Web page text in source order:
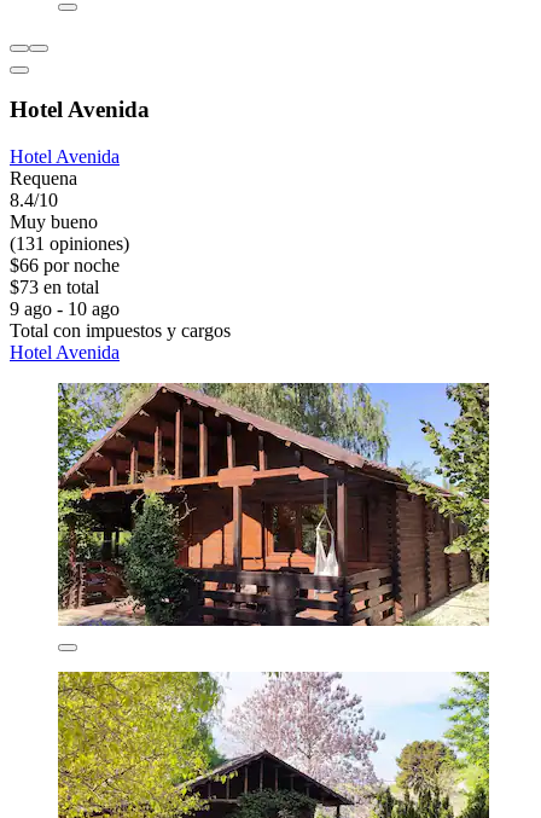
Hotel Avenida
Hotel Avenida
Requena
8.4/10
Muy bueno
(131 opiniones)
$66 por noche
$73 en total
9 ago - 10 ago
Total con impuestos y cargos
Hotel Avenida